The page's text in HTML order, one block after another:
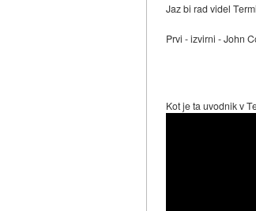
Jaz bi rad videl
Prvi - izvirni - John
Kot je ta uvodnik v